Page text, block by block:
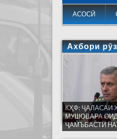
АСОСӢ
Ахбори рӯз
КҲФ: ҶАЛАСАИ
МУШОВАРА
ҶАМЪБАСТИ